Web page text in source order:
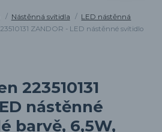
Nástěnná svítidla
LED nástěnná
ZANDOR - LED nástěnné svítidlo
223510131
nástěnné
barvě, 6,5W,